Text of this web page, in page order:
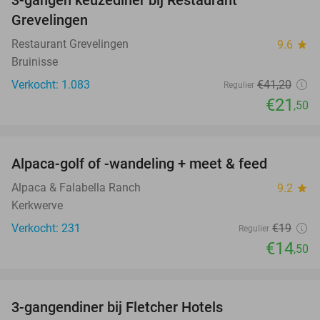
Grevelingen
Restaurant Grevelingen 9.6 star
Bruinisse
Verkocht: 1.083
Regulier €41,20
€21 ,50
Alpaca-golf of -wandeling + meet & feed
Alpaca & Falabella Ranch 9.2 star
Kerkwerve
Verkocht: 231
Regulier €19
€14,50
3-gangendiner bij Fletcher Hotels